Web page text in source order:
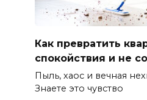
Как превратить
спокойствия и не
Пыль, хаос и вечная
Знаете это чувство